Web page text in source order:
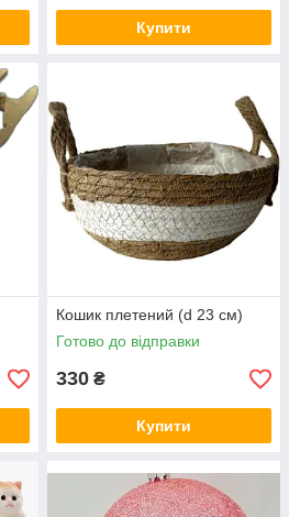
Купити
Кошик плетений (d 23 см)
Готово до відправки
330 ₴
Купити